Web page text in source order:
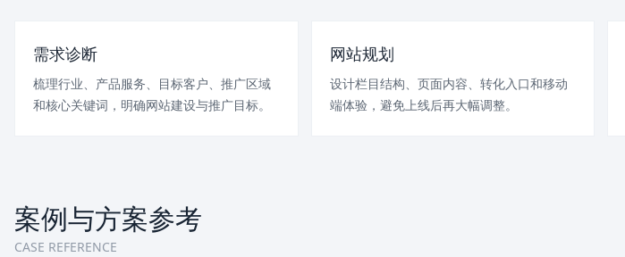
需求诊断
梳理行业、产品服务、目标客户、推广区域
和核心关键词，明确网站建设与推广目标。
网站规划
设计栏目结构、页面内容、转化入口和移动
端体验，避免上线后再大幅调整。
案例与方案参考
CASE REFERENCE